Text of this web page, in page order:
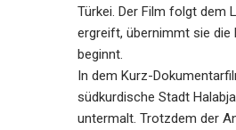
Türkei. Der Film folgt dem
ergreift, übernimmt sie die
beginnt.
In dem Kurz-
südkurdische Stadt
untermalt. Trotzdem der